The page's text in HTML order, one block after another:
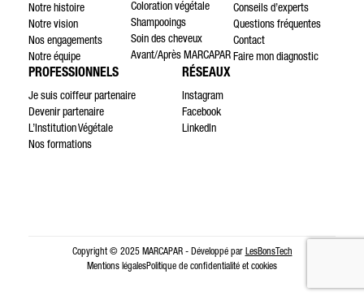
Notre histoire
Notre vision
Nos engagements
Notre équipe
Coloration végétale
Shampooings
Soin des cheveux
Avant/Après MARCAPAR
Conseils d’experts
Questions fréquentes
Contact
Faire mon diagnostic
PROFESSIONNELS
Je suis coiffeur partenaire
Devenir partenaire
L’Institution Végétale
Nos formations
RÉSEAUX
Instagram
Facebook
LinkedIn
Copyright © 2025 MARCAPAR - Développé par LesBonsTech
Mentions légalesPolitique de confidentialité et cookies